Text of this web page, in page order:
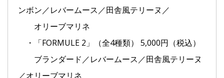
ンボン／レバームース／田舎風テリーヌ／
オリーブマリネ
・「FORMULE 2」（全4種類） 5,000円（税込）
ブランダード／レバームース／田舎風テリーヌ
／オリーブマリネ